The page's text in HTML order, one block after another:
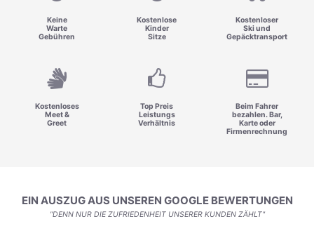
Keine
Warte
Gebühren
Kostenlose
Kinder
Sitze
Kostenloser
Ski und
Gepäcktransport
Kostenloses
Meet &
Greet
Top Preis
Leistungs
Verhältnis
Beim Fahrer
bezahlen. Bar,
Karte oder
Firmenrechnung
EIN AUSZUG AUS UNSEREN GOOGLE BEWERTUNGEN
"DENN NUR DIE ZUFRIEDENHEIT UNSERER KUNDEN ZÄHLT"